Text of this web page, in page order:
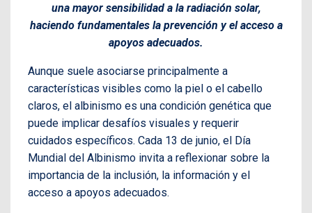
una mayor sensibilidad a la radiación solar,
haciendo fundamentales la prevención y el acceso a
apoyos adecuados.
Aunque suele asociarse principalmente a
características visibles como la piel o el cabello
claros, el albinismo es una condición genética que
puede implicar desafíos visuales y requerir
cuidados específicos. Cada 13 de junio, el Día
Mundial del Albinismo invita a reflexionar sobre la
importancia de la inclusión, la información y el
acceso a apoyos adecuados.